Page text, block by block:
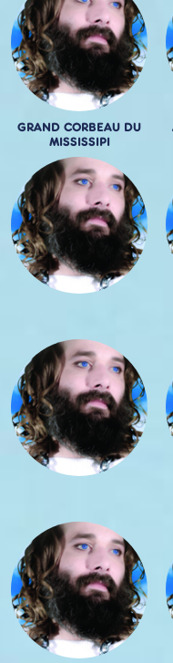
GRAND CORBEAU DU
MISSISSIPI